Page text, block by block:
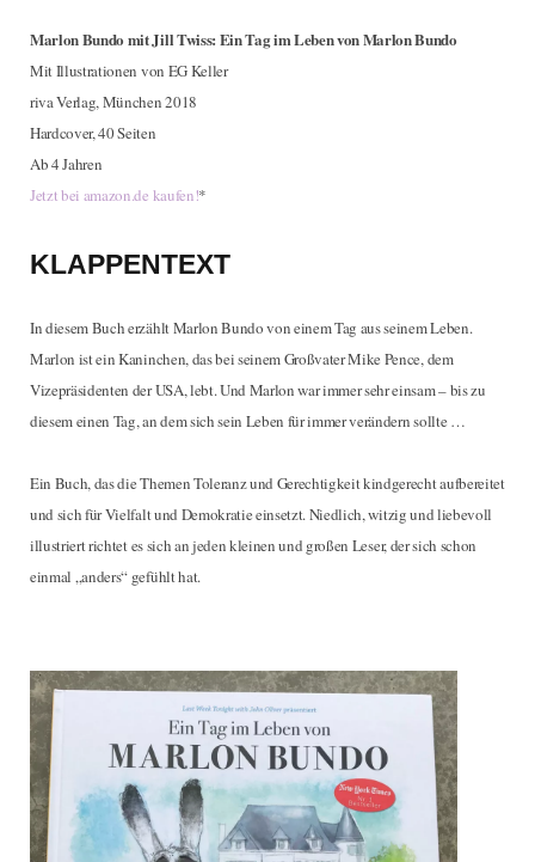
Marlon Bundo mit Jill Twiss: Ein Tag im Leben von Marlon Bundo
Mit Illustrationen von EG Keller
riva Verlag, München 2018
Hardcover, 40 Seiten
Ab 4 Jahren
Jetzt bei amazon.de kaufen!*
KLAPPENTEXT
In diesem Buch erzählt Marlon Bundo von einem Tag aus seinem Leben.
Marlon ist ein Kaninchen, das bei seinem Großvater Mike Pence, dem
Vizepräsidenten der USA, lebt. Und Marlon war immer sehr einsam – bis zu
diesem einen Tag, an dem sich sein Leben für immer verändern sollte …
Ein Buch, das die Themen Toleranz und Gerechtigkeit kindgerecht aufbereitet
und sich für Vielfalt und Demokratie einsetzt. Niedlich, witzig und liebevoll
illustriert richtet es sich an jeden kleinen und großen Leser, der sich schon
einmal „anders“ gefühlt hat.